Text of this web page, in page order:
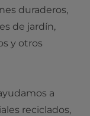
duraderos,
de jardín,
y otros
a
reciclados,